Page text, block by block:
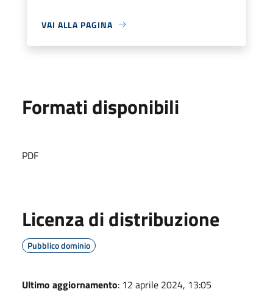
VAI ALLA PAGINA
Formati disponibili
PDF
Licenza di distribuzione
Pubblico dominio
Ultimo aggiornamento: 12 aprile 2024, 13:05